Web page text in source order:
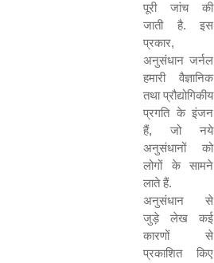
पूरी जांच की
जाती है. इस
प्रकार,
अनुसंधान जर्नल
हमारी वैज्ञानिक
तथा प्रौद्योगिकीय
प्रगति के इंजन
हैं, जो नये
अनुसंधानों को
लोगों के सामने
लाते हैं.
अनुसंधान से
जुड़े लेख कई
कारणों से
प्रकाशित किए